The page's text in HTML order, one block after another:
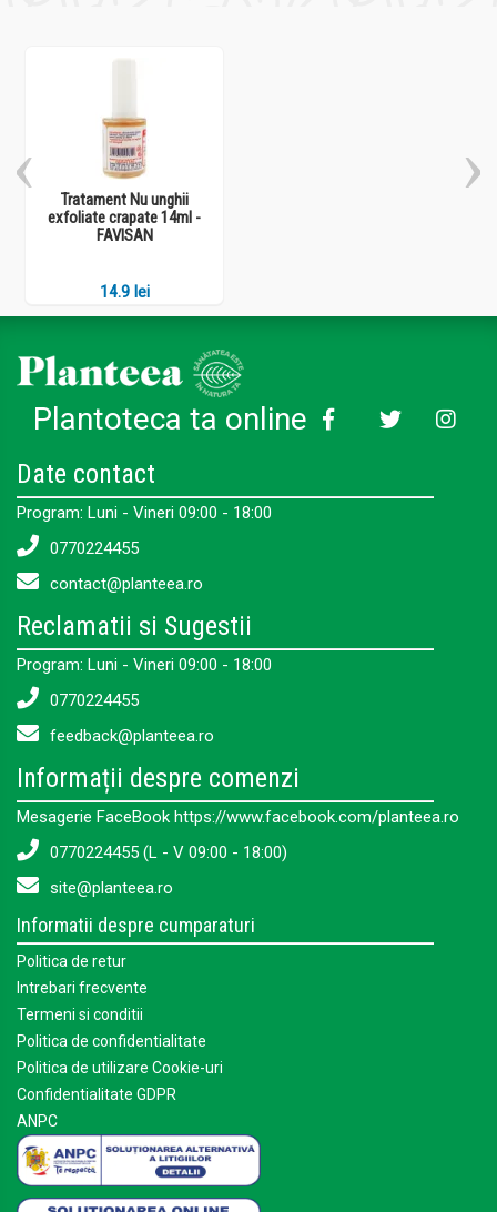
Tratament Nu unghii
exfoliate crapate 14ml -
FAVISAN
14.9 lei
Plantoteca ta online
Date contact
Program: Luni - Vineri 09:00 - 18:00
0770224455
contact@planteea.ro
Reclamatii si Sugestii
Program: Luni - Vineri 09:00 - 18:00
0770224455
feedback@planteea.ro
Informații despre comenzi
Mesagerie FaceBook https://www.facebook.com/planteea.ro
0770224455 (L - V 09:00 - 18:00)
site@planteea.ro
Informatii despre cumparaturi
Politica de retur
Intrebari frecvente
Termeni si conditii
Politica de confidentialitate
Politica de utilizare Cookie-uri
Confidentialitate GDPR
ANPC